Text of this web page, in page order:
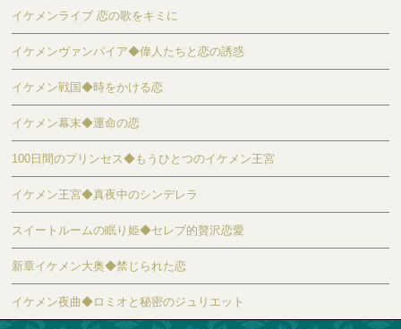
イケメンライブ 恋の歌をキミに
イケメンヴァンパイア◆偉人たちと恋の誘惑
イケメン戦国◆時をかける恋
イケメン幕末◆運命の恋
100日間のプリンセス◆もうひとつのイケメン王宮
イケメン王宮◆真夜中のシンデレラ
スイートルームの眠り姫◆セレブ的贅沢恋愛
新章イケメン大奥◆禁じられた恋
イケメン夜曲◆ロミオと秘密のジュリエット